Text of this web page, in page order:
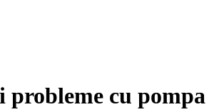
probleme cu